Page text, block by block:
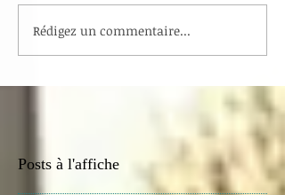
Rédigez un commentaire...
Posts à l'affiche